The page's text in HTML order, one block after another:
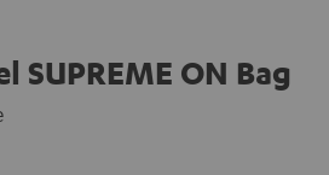
SUPREME ON Bag